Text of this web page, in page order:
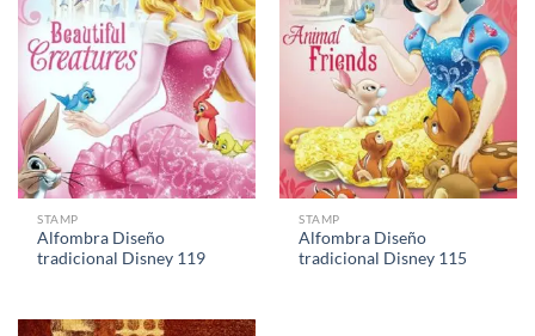
STAMP
Alfombra Diseño
tradicional Disney 119
STAMP
Alfombra Diseño
tradicional Disney 115